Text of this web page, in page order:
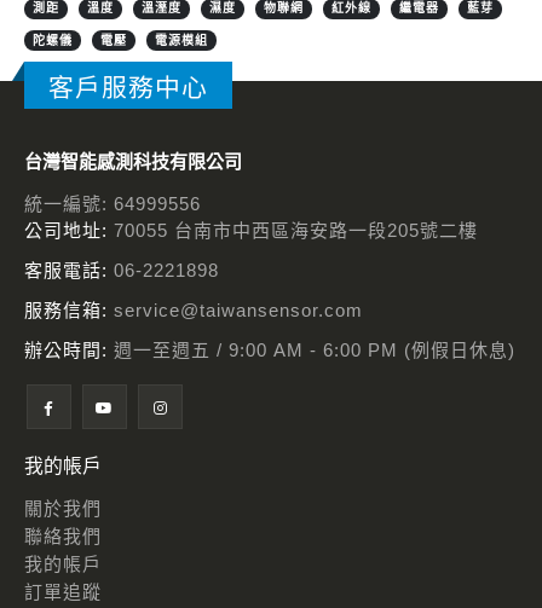
測距 溫度 溫溼度 濕度 物聯網 紅外線 繼電器 藍芽
陀螺儀 電壓 電源模組
客戶服務中心
台灣智能感測科技有限公司
統一編號: 64999556
公司地址: 70055 台南市中西區海安路一段205號二樓
客服電話: 06-2221898
服務信箱: service@taiwansensor.com
辦公時間: 週一至週五 / 9:00 AM - 6:00 PM (例假日休息)
我的帳戶
關於我們
聯絡我們
我的帳戶
訂單追蹤